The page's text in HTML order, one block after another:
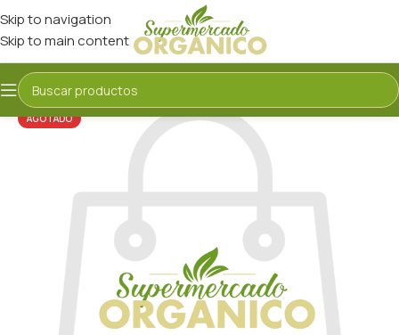
Skip to navigation
Skip to main content
AGOTADO